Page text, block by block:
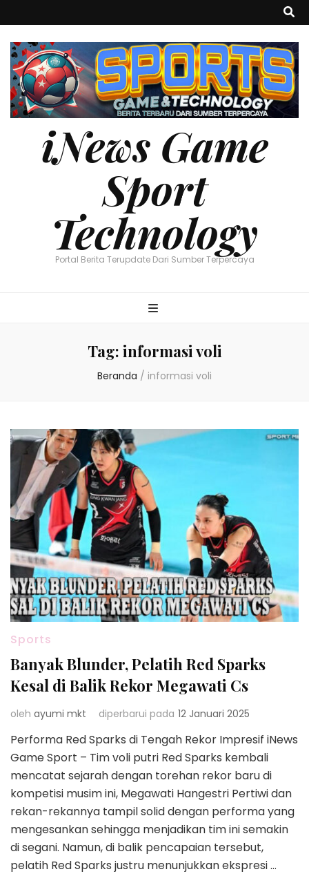
iNews Game
Sport
Technology
Portal Berita Terupdate Dari Sumber Terpercaya
Tag: informasi voli
Beranda / informasi voli
Sports
Banyak Blunder, Pelatih Red Sparks
Kesal di Balik Rekor Megawati Cs
oleh ayumi mkt diperbarui pada 12 Januari 2025
Performa Red Sparks di Tengah Rekor Impresif iNews
Game Sport – Tim voli putri Red Sparks kembali
mencatat sejarah dengan torehan rekor baru di
kompetisi musim ini, Megawati Hangestri Pertiwi dan
rekan-rekannya tampil solid dengan performa yang
mengesankan sehingga menjadikan tim ini semakin
di segani. Namun, di balik pencapaian tersebut,
pelatih Red Sparks justru menunjukkan ekspresi …